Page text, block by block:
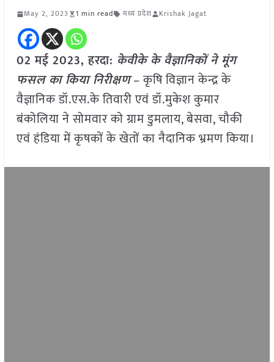
May 2, 2023 1 min read मध्य प्रदेश Krishak Jagat
02 मई 2023, हरदा: केवीके के वैज्ञानिकों ने मूंग
फसल का किया निरीक्षण– कृषि विज्ञान केन्द्र के
वैज्ञानिक डॉ.एस.के तिवारी एवं डॉ.मुकेश कुमार
बंकोलिया ने सोमवार को ग्राम डुमलाय, बेसवा, चौकी
एवं हंडिया में कृषकों के खेतों का नैदानिक भ्रमण किया।